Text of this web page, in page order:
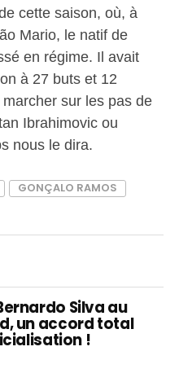
cette saison, où, à
Mario, le natif de
en régime. Il avait
à 27 buts et 12
sur les pas de
Ibrahimovic ou
nous le dira.
GONÇALO RAMOS
Silva au
un accord total
!